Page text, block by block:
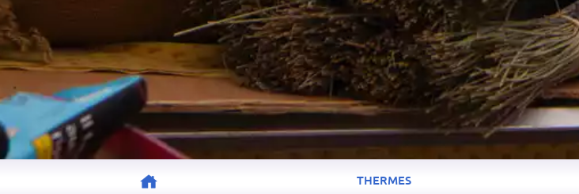
THERMES